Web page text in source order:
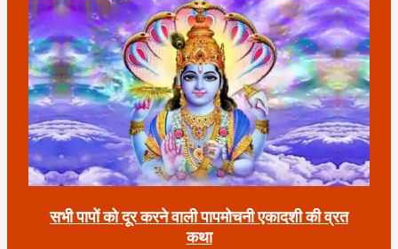
सभी पापों को दूर करने वाली पापमोचनी एकादशी की व्रत
कथा